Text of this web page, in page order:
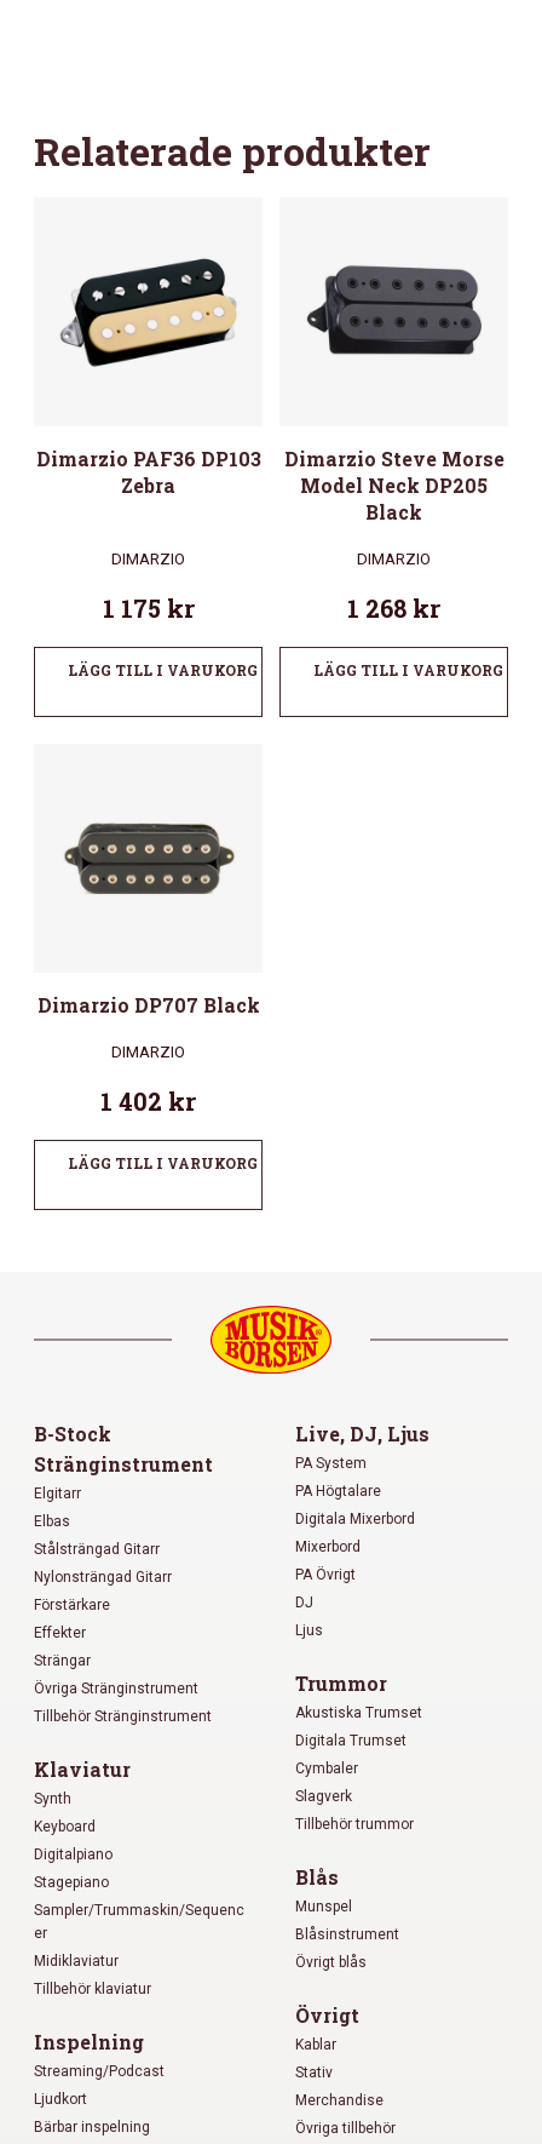
Relaterade produkter
Dimarzio PAF36 DP103
Zebra
DIMARZIO
1 175 kr
LÄGG TILL I VARUKORG
Dimarzio Steve Morse
Model Neck DP205
Black
DIMARZIO
1 268 kr
LÄGG TILL I VARUKORG
Dimarzio DP707 Black
DIMARZIO
1 402 kr
LÄGG TILL I VARUKORG
B-Stock
Stränginstrument
Elgitarr
Elbas
Stålsträngad Gitarr
Nylonsträngad Gitarr
Förstärkare
Effekter
Strängar
Övriga Stränginstrument
Tillbehör Stränginstrument
Klaviatur
Synth
Keyboard
Digitalpiano
Stagepiano
Sampler/Trummaskin/Sequenc
er
Midiklaviatur
Tillbehör klaviatur
Inspelning
Streaming/Podcast
Ljudkort
Bärbar inspelning
Live, DJ, Ljus
PA System
PA Högtalare
Digitala Mixerbord
Mixerbord
PA Övrigt
DJ
Ljus
Trummor
Akustiska Trumset
Digitala Trumset
Cymbaler
Slagverk
Tillbehör trummor
Blås
Munspel
Blåsinstrument
Övrigt blås
Övrigt
Kablar
Stativ
Merchandise
Övriga tillbehör